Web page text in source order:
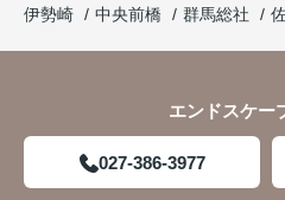
伊勢崎
中央前橋 群馬総社
エンドスケー
027-386-3977